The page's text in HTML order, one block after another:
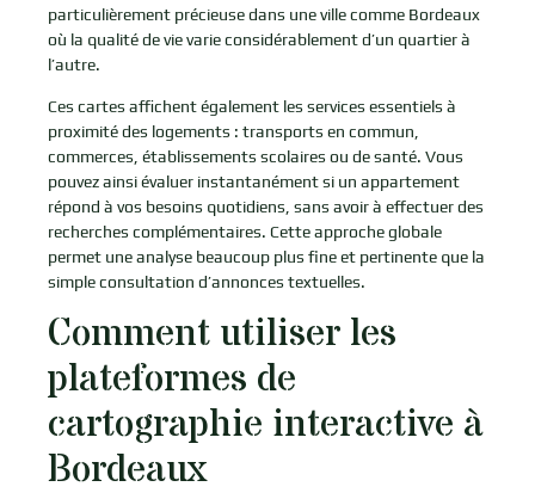
particulièrement précieuse dans une ville comme Bordeaux
où la qualité de vie varie considérablement d’un quartier à
l’autre.
Ces cartes affichent également les services essentiels à
proximité des logements : transports en commun,
commerces, établissements scolaires ou de santé. Vous
pouvez ainsi évaluer instantanément si un appartement
répond à vos besoins quotidiens, sans avoir à effectuer des
recherches complémentaires. Cette approche globale
permet une analyse beaucoup plus fine et pertinente que la
simple consultation d’annonces textuelles.
Comment utiliser les
plateformes de
cartographie interactive à
Bordeaux